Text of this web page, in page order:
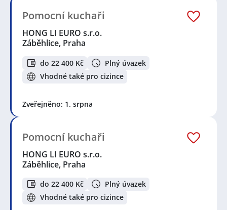
Pomocní kuchaři
HONG LI EURO s.r.o.
Záběhlice, Praha
do 22 400 Kč
Plný úvazek
Vhodné také pro cizince
Zveřejněno: 1. srpna
Pomocní kuchaři
HONG LI EURO s.r.o.
Záběhlice, Praha
do 22 400 Kč
Plný úvazek
Vhodné také pro cizince